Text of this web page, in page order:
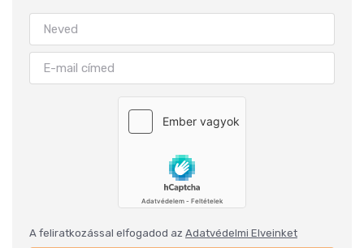
A feliratkozással elfogadod az Adatvédelmi Elveinket